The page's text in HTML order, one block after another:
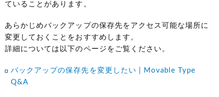
ていることがあります。
あらかじめバックアップの保存先をアクセス可能な場所に
変更しておくことをおすすめします。
詳細については以下のページをご覧ください。
バックアップの保存先を変更したい | Movable Type
Q&A